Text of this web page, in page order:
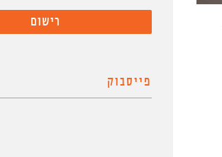
פייסבוק